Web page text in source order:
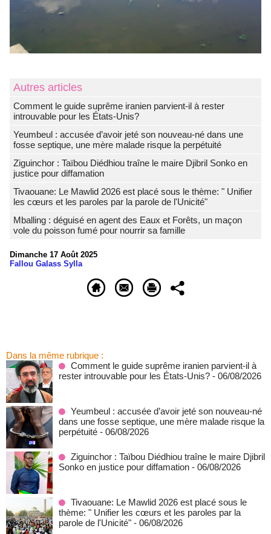
Autres articles
Comment le guide suprême iranien parvient-il à rester
introuvable pour les États-Unis?
Yeumbeul : accusée d’avoir jeté son nouveau-né dans une
fosse septique, une mère malade risque la perpétuité
Ziguinchor : Taïbou Diédhiou traîne le maire Djibril Sonko en
justice pour diffamation
Tivaouane: Le Mawlid 2026 est placé sous le thème: " Unifier
les cœurs et les paroles par la parole de l'Unicité"
Mballing : déguisé en agent des Eaux et Forêts, un maçon
vole du poisson fumé pour nourrir sa famille
Dimanche 17 Août 2025
Fallou Galass Sylla
Dans la même rubrique :
Comment le guide suprême iranien parvient-il à
rester introuvable pour les États-Unis? - 06/08/2026
Yeumbeul : accusée d’avoir jeté son nouveau-né
dans une fosse septique, une mère malade risque la
perpétuité - 06/08/2026
Ziguinchor : Taïbou Diédhiou traîne le maire Djibril
Sonko en justice pour diffamation - 06/08/2026
Tivaouane: Le Mawlid 2026 est placé sous le
thème: " Unifier les cœurs et les paroles par la
parole de l'Unicité" - 06/08/2026